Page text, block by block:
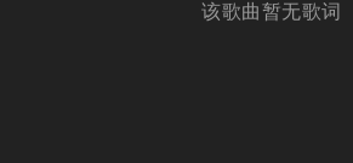
该歌曲暂无歌词